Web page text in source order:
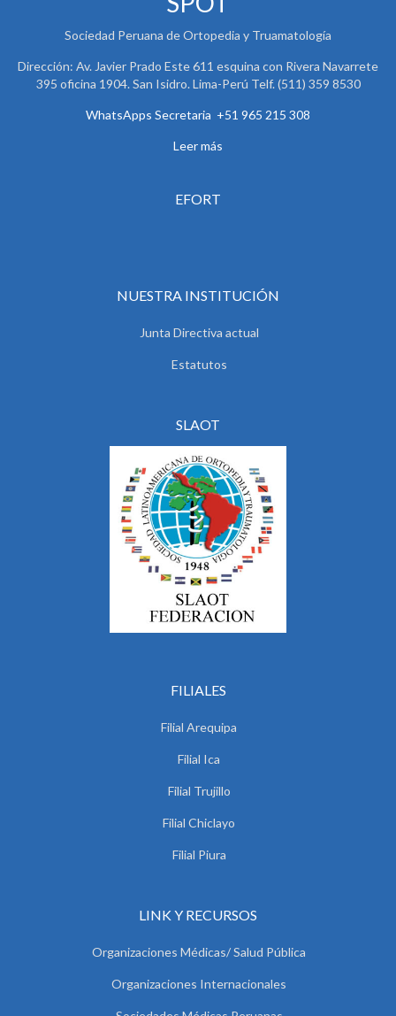
Sociedad Peruana de Ortopedia y Truamatología
Dirección: Av. Javier Prado Este 611 esquina con Rivera Navarrete
395 oficina 1904. San Isidro. Lima-Perú Telf. (511) 359 8530
WhatsApps Secretaria +51 965 215 308
Leer más
EFORT
NUESTRA INSTITUCIÓN
Junta Directiva actual
Estatutos
SLAOT
FILIALES
Filial Arequipa
Filial Ica
Filial Trujillo
Filial Chiclayo
Filial Piura
LINK Y RECURSOS
Organizaciones Médicas/ Salud Pública
Organizaciones Internacionales